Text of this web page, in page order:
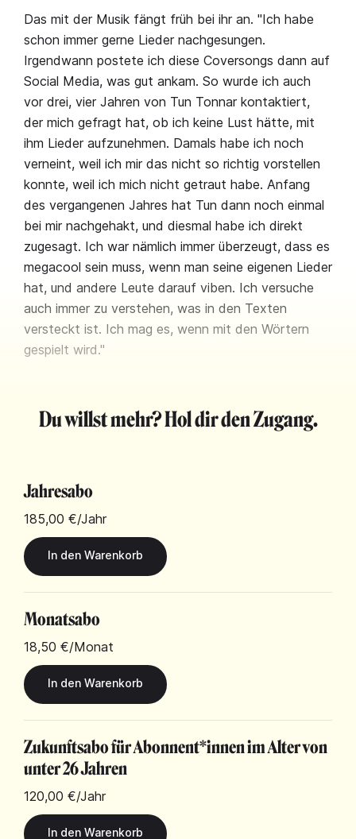
Das mit der Musik fängt früh bei ihr an. "Ich habe
schon immer gerne Lieder nachgesungen.
Irgendwann postete ich diese Coversongs dann auf
Social Media, was gut ankam. So wurde ich auch
vor drei, vier Jahren von Tun Tonnar kontaktiert,
der mich gefragt hat, ob ich keine Lust hätte, mit
ihm Lieder aufzunehmen. Damals habe ich noch
verneint, weil ich mir das nicht so richtig vorstellen
konnte, weil ich mich nicht getraut habe. Anfang
des vergangenen Jahres hat Tun dann noch einmal
bei mir nachgehakt, und diesmal habe ich direkt
zugesagt. Ich war nämlich immer überzeugt, dass es
megacool sein muss, wenn man seine eigenen Lieder
hat, und andere Leute darauf viben. Ich versuche
auch immer zu verstehen, was in den Texten
versteckt ist. Ich mag es, wenn mit den Wörtern
gespielt wird."
Du willst mehr? Hol dir den Zugang.
Jahresabo
185,00 €/Jahr
Monatsabo
18,50 €/Monat
Zukunftsabo für Abonnent*innen im Alter von
unter 26 Jahren
120,00 €/Jahr